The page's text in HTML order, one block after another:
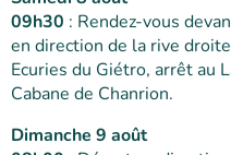
09h30 : Rendez-vous
en direction de la rive
Ecuries du Giétro, arrêt au
Cabane de Chanrion.
Dimanche 9 août